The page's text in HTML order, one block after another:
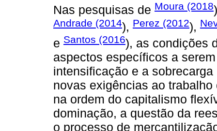
Nas pesquisas de Moura (2018
Andrade (2014), Perez (2012),
e Santos (2016), as condições
aspectos específicos a
intensificação e a
novas exigências ao
na ordem do capitalismo
dominação, a questão da
o processo de